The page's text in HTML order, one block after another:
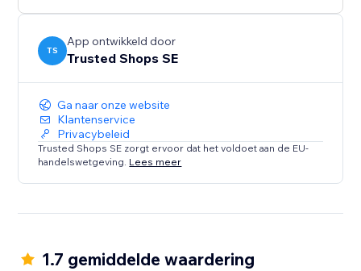
TS
App ontwikkeld door
Trusted Shops SE
Ga naar onze website
Klantenservice
Privacybeleid
Trusted Shops SE zorgt ervoor dat het voldoet aan de EU-
handelswetgeving. Lees meer
1.7 gemiddelde waardering